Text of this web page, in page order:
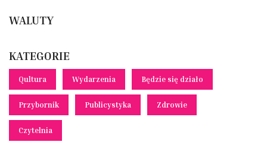
WALUTY
KATEGORIE
Qultura Wydarzenia Będzie się działo
Przybornik Publicystyka Zdrowie
Czytelnia